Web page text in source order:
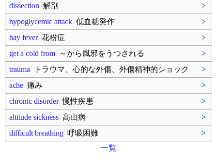
dissection 解剖
>
hypoglycemic attack 低血糖発作
>
hay fever花粉症
>
get a cold from ～から風邪をうつされる
>
trauma トラウマ、心的な外傷、外傷精神的ショック
>
ache 痛み
>
chronic disorder慢性疾患
>
altitude sickness 高山病
>
difficult breathing 呼吸困難
>
一覧